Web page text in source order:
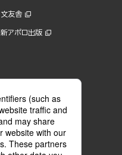
文友舎
新アポロ出版